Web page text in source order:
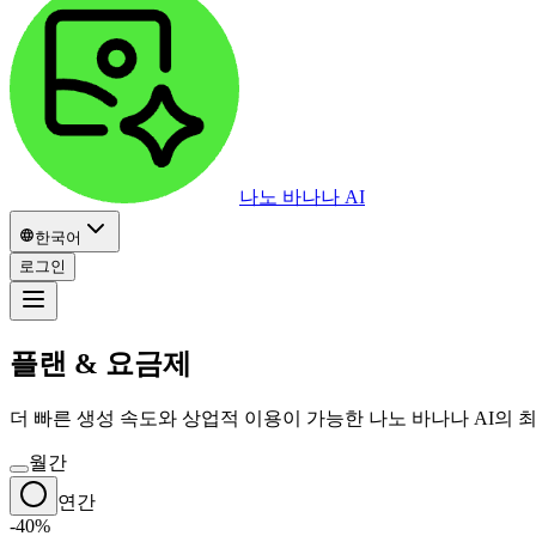
나노 바나나 AI
한국어
로그인
플랜 & 요금제
더 빠른 생성 속도와 상업적 이용이 가능한 나노 바나나 AI의
월간
연간
-40%